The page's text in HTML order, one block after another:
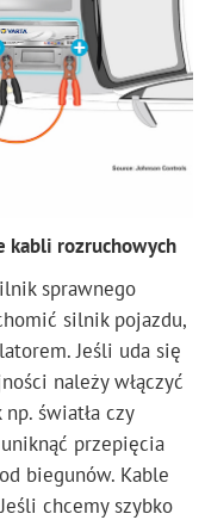
kabli rozruchowych
sprawnego
silnik pojazdu,
Jeśli uda się
należy włączyć
światła czy
przepięcia
biegunów. Kable
chcemy szybko